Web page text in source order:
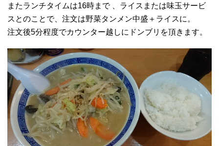
またランチタイムは16時まで 、ライスまたは味玉サービ
スとのことで、注文は野菜タンメン中盛＋ライスに。
注文後5分程度でカウンター越しにドンブリを頂きます。